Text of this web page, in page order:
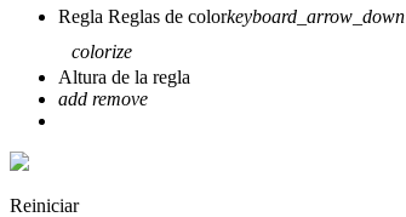
Regla Reglas de colorkeyboard_arrow_down
colorize
Altura de la regla
add remove
Reiniciar